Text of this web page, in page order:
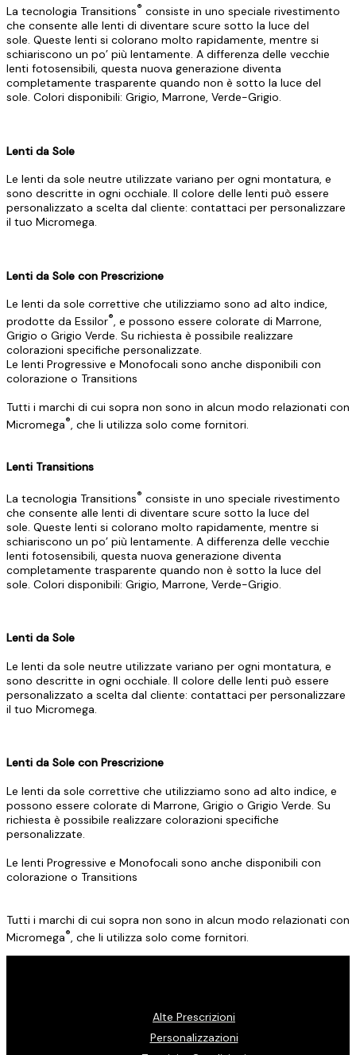
La tecnologia Transitions® consiste in uno speciale rivestimento
che consente alle lenti di diventare scure sotto la luce del
sole. Queste lenti si colorano molto rapidamente, mentre si
schiariscono un po’ più lentamente. A differenza delle vecchie
lenti fotosensibili, questa nuova generazione diventa
completamente trasparente quando non è sotto la luce del
sole. Colori disponibili: Grigio, Marrone, Verde-Grigio.
Lenti da Sole
Le lenti da sole neutre utilizzate variano per ogni montatura, e
sono descritte in ogni occhiale. Il colore delle lenti può essere
personalizzato a scelta dal cliente: contattaci per personalizzare
il tuo Micromega.
Lenti da Sole con Prescrizione
Le lenti da sole correttive che utilizziamo sono ad alto indice,
prodotte da Essilor®, e possono essere colorate di Marrone,
Grigio o Grigio Verde. Su richiesta è possibile realizzare
colorazioni specifiche personalizzate.
Le lenti Progressive e Monofocali sono anche disponibili con
colorazione o Transitions
Tutti i marchi di cui sopra non sono in alcun modo relazionati con
Micromega®, che li utilizza solo come fornitori.
Lenti Transitions
La tecnologia Transitions® consiste in uno speciale rivestimento
che consente alle lenti di diventare scure sotto la luce del
sole. Queste lenti si colorano molto rapidamente, mentre si
schiariscono un po’ più lentamente. A differenza delle vecchie
lenti fotosensibili, questa nuova generazione diventa
completamente trasparente quando non è sotto la luce del
sole. Colori disponibili: Grigio, Marrone, Verde-Grigio.
Lenti da Sole
Le lenti da sole neutre utilizzate variano per ogni montatura, e
sono descritte in ogni occhiale. Il colore delle lenti può essere
personalizzato a scelta dal cliente: contattaci per personalizzare
il tuo Micromega.
Lenti da Sole con Prescrizione
Le lenti da sole correttive che utilizziamo sono ad alto indice, e
possono essere colorate di Marrone, Grigio o Grigio Verde. Su
richiesta è possibile realizzare colorazioni specifiche
personalizzate.
Le lenti Progressive e Monofocali sono anche disponibili con
colorazione o Transitions
Tutti i marchi di cui sopra non sono in alcun modo relazionati con
Micromega®, che li utilizza solo come fornitori.
Alte Prescrizioni
Personalizzazioni